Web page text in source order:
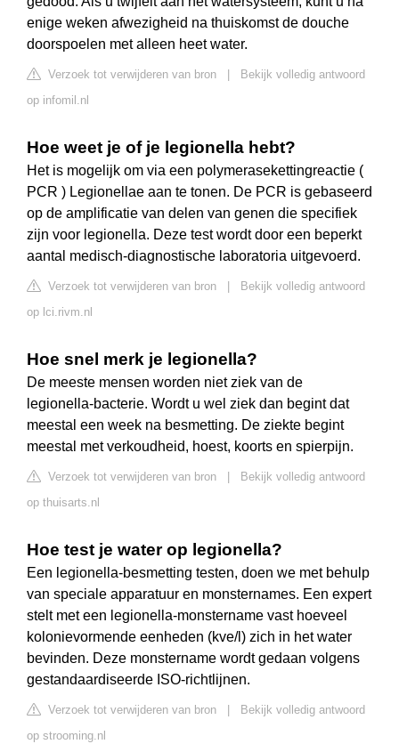
enige weken afwezigheid na thuiskomst de douche
doorspoelen met alleen heet water.
Verzoek tot verwijderen van bron
Bekijk volledig antwoord
op infomil.nl
Hoe weet je of je legionella hebt?
Het is mogelijk om via een polymerasekettingreactie (
PCR ) Legionellae aan te tonen. De PCR is gebaseerd
op de amplificatie van delen van genen die specifiek
zijn voor legionella. Deze test wordt door een beperkt
aantal medisch-diagnostische laboratoria uitgevoerd.
Verzoek tot verwijderen van bron
Bekijk volledig antwoord
op lci.rivm.nl
Hoe snel merk je legionella?
De meeste mensen worden niet ziek van de
legionella-bacterie. Wordt u wel ziek dan begint dat
meestal een week na besmetting. De ziekte begint
meestal met verkoudheid, hoest, koorts en spierpijn.
Verzoek tot verwijderen van bron
Bekijk volledig antwoord
op thuisarts.nl
Hoe test je water op legionella?
Een legionella-besmetting testen, doen we met behulp
van speciale apparatuur en monsternames. Een expert
stelt met een legionella-monstername vast hoeveel
kolonievormende eenheden (kve/l) zich in het water
bevinden. Deze monstername wordt gedaan volgens
gestandaardiseerde ISO-richtlijnen.
Verzoek tot verwijderen van bron
Bekijk volledig antwoord
op strooming.nl